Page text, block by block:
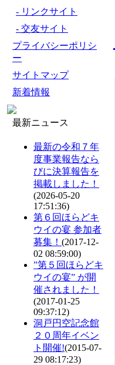
- リンクサイト
- 交友サイト
プライバシーポリシ
ー
サイトマップ
新着情報
最新ニュース
最新の令和７年
度事業報告なら
びに決算報告を
掲載しました！
(2026-05-20
17:51:36)
第６回ほらどキ
ウイの宴 参加者
募集！ (2017-12-
02 08:59:00)
”第５回ほらどキ
ウイの宴” が開
催されました！
(2017-01-25
09:37:12)
洞戸円空記念館
２０周年イベン
ト開催!(2015-07-
29 08:17:23)